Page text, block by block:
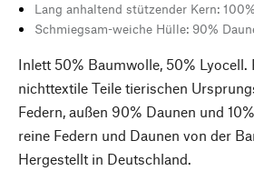
Lang anhaltend stützender Kern:
Schmiegsam-weiche Hülle: 90%
Inlett 50% Baumwolle, 50% Lyocell.
nichttextile Teile tierischen
Federn, außen 90% Daunen und
reine Federn und Daunen von der
Hergestellt in Deutschland.